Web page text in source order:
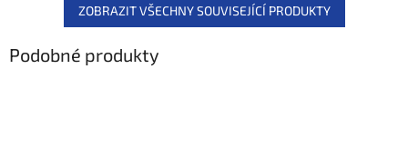
ZOBRAZIT VŠECHNY SOUVISEJÍCÍ PRODUKTY
Podobné produkty